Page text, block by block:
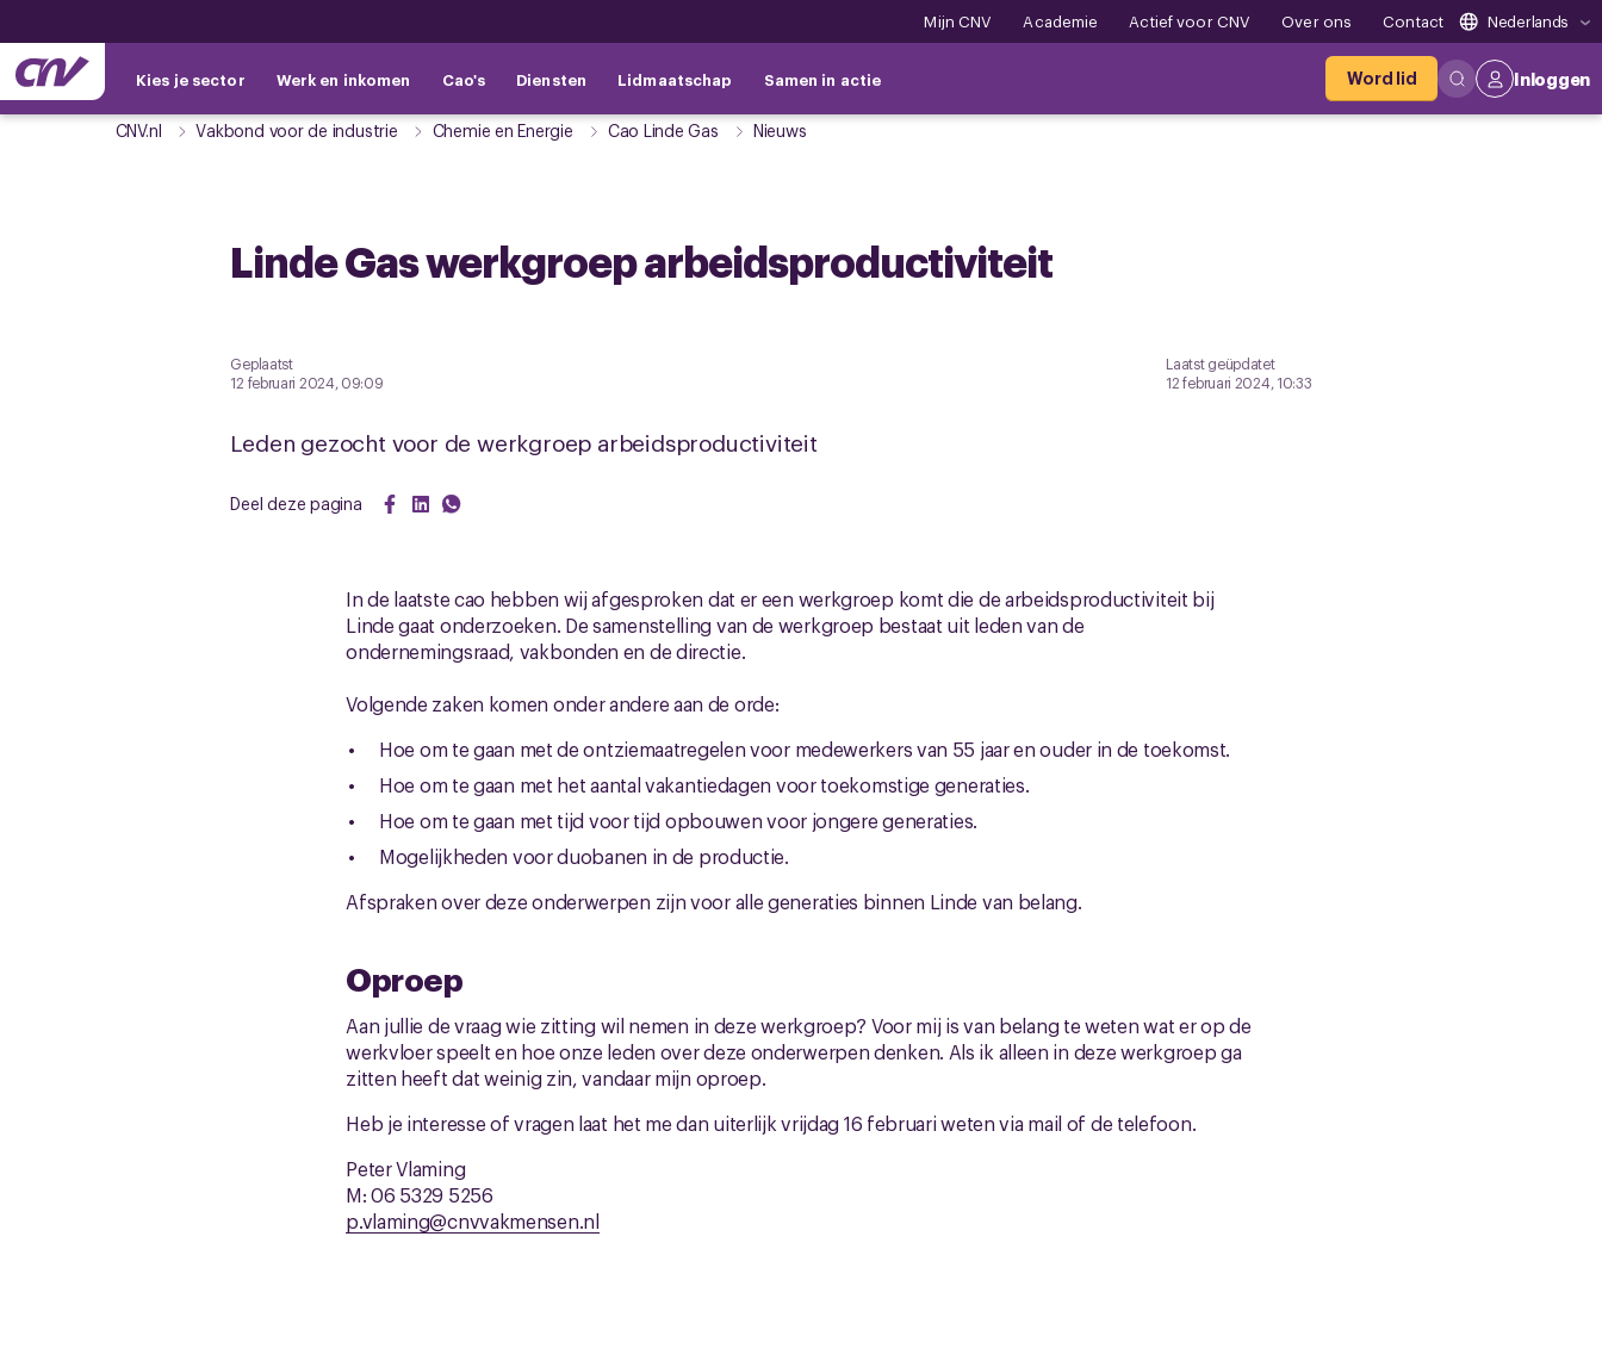
Mijn CNV Academie Actief voor CNV Over ons Contact Nederlands
Kies je sector Werk en inkomen Cao's Diensten Lidmaatschap Samen in actie Word lid Inloggen
CNV.nl Vakbond voor de industrie Chemie en Energie Cao Linde Gas Nieuws
Linde Gas werkgroep arbeidsproductiviteit
Geplaatst
12 februari 2024, 09:09
Laatst geüpdatet
12 februari 2024, 10:33
Leden gezocht voor de werkgroep arbeidsproductiviteit
Deel deze pagina
In de laatste cao hebben wij afgesproken dat er een werkgroep komt die de arbeidsproductiviteit bij
Linde gaat onderzoeken. De samenstelling van de werkgroep bestaat uit leden van de
ondernemingsraad, vakbonden en de directie.
Volgende zaken komen onder andere aan de orde:
Hoe om te gaan met de ontziemaatregelen voor medewerkers van 55 jaar en ouder in de toekomst.
Hoe om te gaan met het aantal vakantiedagen voor toekomstige generaties.
Hoe om te gaan met tijd voor tijd opbouwen voor jongere generaties.
Mogelijkheden voor duobanen in de productie.
Afspraken over deze onderwerpen zijn voor alle generaties binnen Linde van belang.
Oproep
Aan jullie de vraag wie zitting wil nemen in deze werkgroep? Voor mij is van belang te weten wat er op de
werkvloer speelt en hoe onze leden over deze onderwerpen denken. Als ik alleen in deze werkgroep ga
zitten heeft dat weinig zin, vandaar mijn oproep.
Heb je interesse of vragen laat het me dan uiterlijk vrijdag 16 februari weten via mail of de telefoon.
Peter Vlaming
M: 06 5329 5256
p.vlaming@cnvvakmensen.nl